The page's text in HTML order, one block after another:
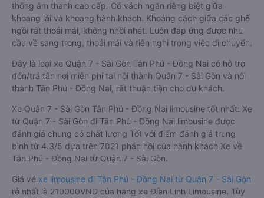
thống âm thanh cao cấp. Có vách ngăn riêng biệt giữa
khoang lái và khoang hành khách. Khoảng cách giữa các ghế
ngồi rất thoải mái, không nhồi nhét. Luôn đáp ứng được nhu
cầu về sang trọng, thoải mái và tiện nghi trong việc di chuyển.
Đây là loại xe Quận 7 - Sài Gòn Tân Phú - Đồng Nai có hỗ trợ
đón/trả tận nơi miễn phí tại nội thành Quận 7 - Sài Gòn và nội
thành Tân Phú - Đồng Nai, rất thuận tiện cho du khách.
Xe Quận 7 - Sài Gòn Tân Phú - Đồng Nai limousine tốt nhất: Xe
từ Quận 7 - Sài Gòn đi Tân Phú - Đồng Nai limousine được
đánh giá chung có chất lượng Tốt với điểm đánh giá trung
bình từ 4.3/5 dựa trên 7021 phản hồi của hành khách Xe về
Tân Phú - Đồng Nai từ Quận 7 - Sài Gòn.
Giá vé xe limousine đi Tân Phú - Đồng Nai từ Quận 7 - Sài Gòn
rẻ nhất là 210000VND của hãng xe Điền Linh Limousine. Tùy